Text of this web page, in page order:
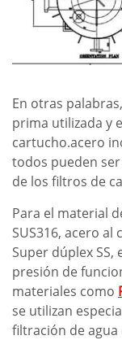
En otras
prima utilizada y
cartucho.acero
todos pueden
de los filtros de
Para el material
SUS316, acero al
Super dúplex
presión de
materiales como
se utilizan
filtración de agua